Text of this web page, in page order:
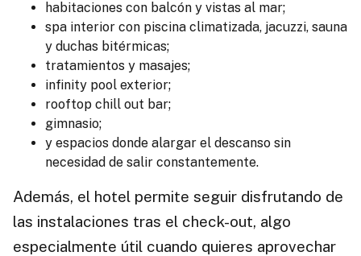
habitaciones con balcón y vistas al mar;
spa interior con piscina climatizada, jacuzzi, sauna
y duchas bitérmicas;
tratamientos y masajes;
infinity pool exterior;
rooftop chill out bar;
gimnasio;
y espacios donde alargar el descanso sin
necesidad de salir constantemente.
Además, el hotel permite seguir disfrutando de
las instalaciones tras el check-out, algo
especialmente útil cuando quieres aprovechar